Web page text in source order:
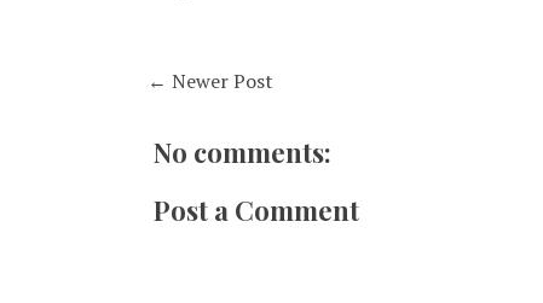
← Newer Post
No comments:
Post a Comment